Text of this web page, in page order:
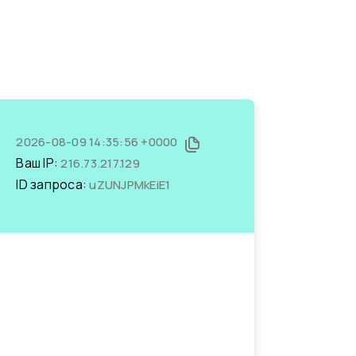
2026-08-09 14:35:56 +0000
Ваш IP:216.73.217.129
ID запроса:uZUNJPMkEiE1